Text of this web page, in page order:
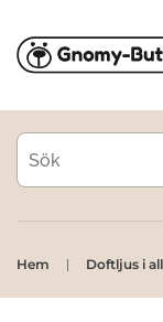
Skip to main
Hem Doftljus i